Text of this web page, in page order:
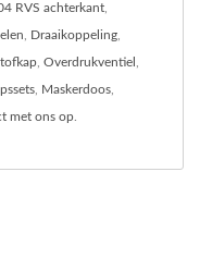
RVS achterkant
Draaikoppeling
Overdrukventiel
Maskerdoos
met ons op